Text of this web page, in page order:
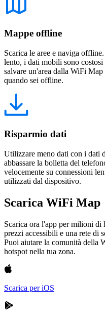
Mappe offline
Scarica le aree e naviga
lento, i dati mobili sono
salvare un'area dalla WiFi
quando sei offline.
Risparmio dati
Utilizzare meno dati con i dati
abbassare la bolletta del
velocemente su connessioni
utilizzati dal dispositivo.
Scarica WiFi Map
Scarica ora l'app per milioni
prezzi accessibili e una rete di
Puoi aiutare la comunità della
hotspot nella tua zona.
Scarica per iOS